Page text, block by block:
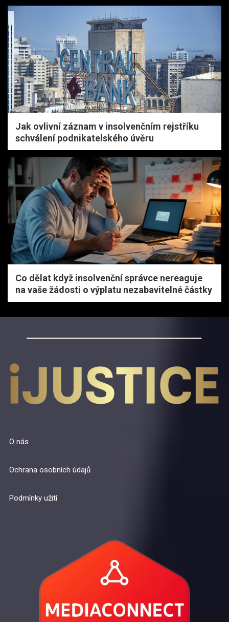
Jak ovlivní záznam v insolvenčním rejstříku
schválení podnikatelského úvěru
Co dělat když insolvenční správce nereaguje
na vaše žádosti o výplatu nezabavitelné částky
O nás
Ochrana osobních údajů
Podmínky užití